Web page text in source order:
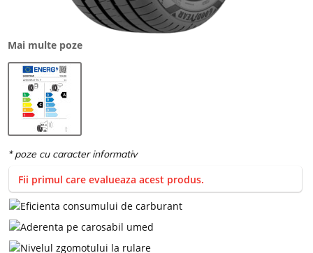
Mai multe poze
Fii primul care evalueaza acest produs.